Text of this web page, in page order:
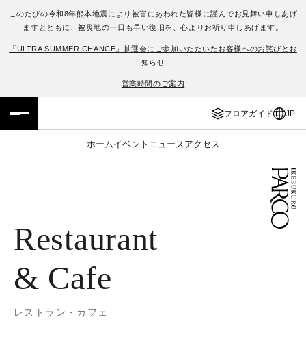
このたびの令和8年熊本地震により被害にあわれた皆様に謹んでお見舞い申しあげ
ますとともに、被災地の一日も早い復旧を、心よりお祈り申しあげます。
「ULTRA SUMMER CHANCE」抽選会にご参加いただいたお客様へのお詫びとお
知らせ
営業時間のご案内
フロアガイド JP
ホームイベント ニュース アクセス
フロアガイド
施設案内・アクセス
PARCOメンバーズ
JP
ENGLISH
繁体字
Restaurant
& Cafe
レストラン・カフェ